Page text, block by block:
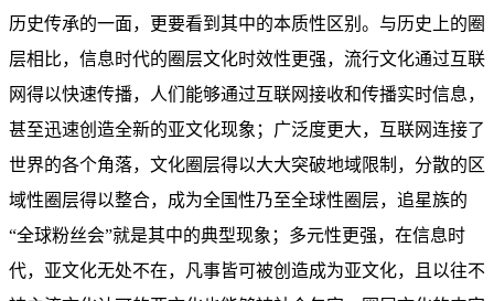
历史传承的一面，更要看到其中的本质性区别。与历史上的圈
层相比，信息时代的圈层文化时效性更强，流行文化通过互联
网得以快速传播，人们能够通过互联网接收和传播实时信息，
甚至迅速创造全新的亚文化现象；广泛度更大，互联网连接了
世界的各个角落，文化圈层得以大大突破地域限制，分散的区
域性圈层得以整合，成为全国性乃至全球性圈层，追星族的
“全球粉丝会”就是其中的典型现象；多元性更强，在信息时
代，亚文化无处不在，凡事皆可被创造成为亚文化，且以往不